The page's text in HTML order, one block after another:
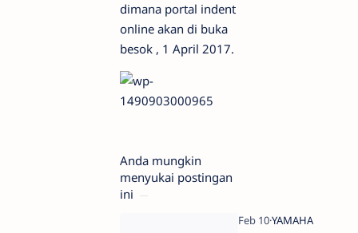
dimana portal indent
online akan di buka
besok , 1 April 2017.
Anda mungkin
menyukai postingan
ini